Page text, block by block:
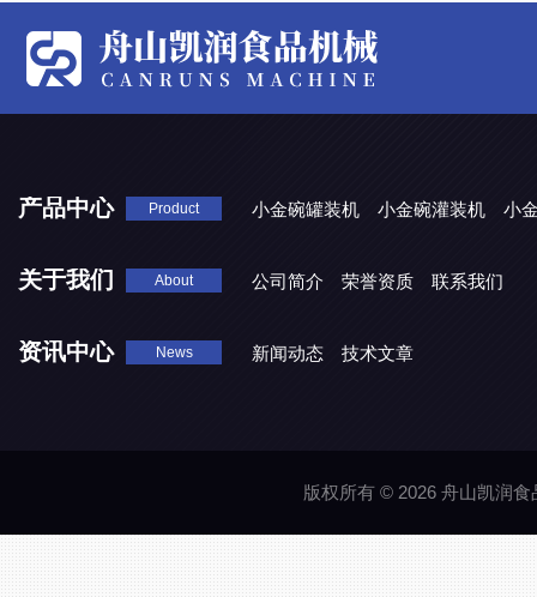
产品中心 Product 小金碗罐装机 小金碗灌装机 小
关于我们 About 公司简介 荣誉资质 联系我们
资讯中心 News 新闻动态 技术文章
版权所有 © 2026 舟山凯润